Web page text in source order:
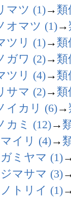
マツ (1)→ 類
オマツ (1)→
ツリ (1)→ 類
ガワ (2)→ 類
ツリ (4)→ 類
サマ (2)→ 類
イカリ (6)→
カミ (12)→
イリ (4)→
ミヤマ (1)
マサマ (3)
トリイ (1)